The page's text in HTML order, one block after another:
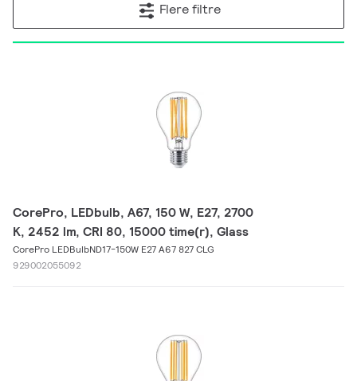
Flere filtre
CorePro, LEDbulb, A67, 150 W, E27, 2700
K, 2452 lm, CRI 80, 15000 time(r), Glass
CorePro LEDBulbND17-150W E27 A67 827 CLG
929002055092